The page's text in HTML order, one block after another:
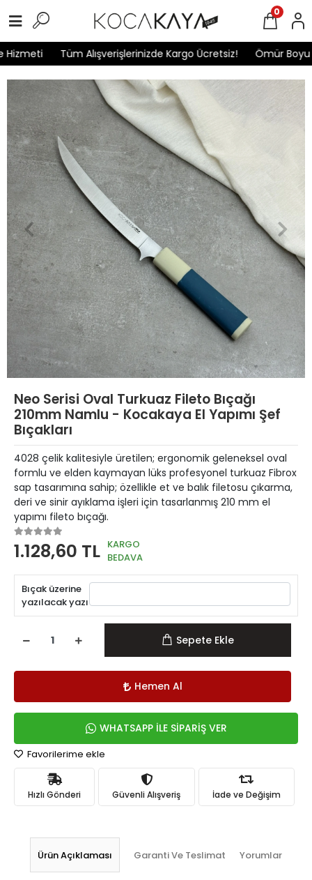
Tüm Alışverişlerinizde Kargo Ücretsiz! Ömür Boyu
0
Neo Serisi Oval Turkuaz Fileto Bıçağı
210mm Namlu - Kocakaya El Yapımı Şef
Bıçakları
4028 çelik kalitesiyle üretilen; ergonomik geleneksel oval
formlu ve elden kaymayan lüks profesyonel turkuaz Fibrox
sap tasarımına sahip; özellikle et ve balık filetosu çıkarma,
deri ve sinir ayıklama işleri için tasarlanmış 210 mm el
yapımı fileto bıçağı.
1.128,60 TL KARGO
BEDAVA
Bıçak üzerine
yazılacak yazı
Sepete Ekle
Hemen Al
WHATSAPP İLE SİPARİŞ VER
Favorilerime ekle
Hızlı Gönderi Güvenli Alışveriş İade ve Değişim
Ürün Açıklaması Garanti Ve Teslimat Yorumlar